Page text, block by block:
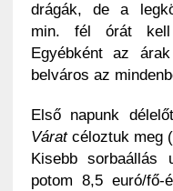
drágák, de a
min. fél órát
Egyébként az
belváros az
Első napunk
Várat céloztuk meg
Kisebb sorbaállás
potom 8,5 euró/